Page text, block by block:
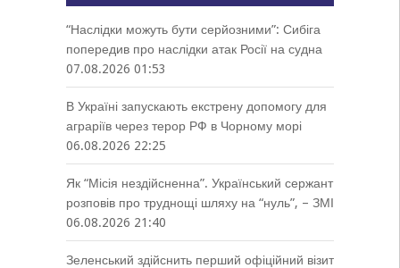
“Наслідки можуть бути серйозними”: Сибіга
попередив про наслідки атак Росії на судна
07.08.2026 01:53
В Україні запускають екстрену допомогу для
аграріїв через терор РФ в Чорному морі
06.08.2026 22:25
Як “Місія нездійсненна”. Український сержант
розповів про труднощі шляху на “нуль”, – ЗМІ
06.08.2026 21:40
Зеленський здійснить перший офіційний візит